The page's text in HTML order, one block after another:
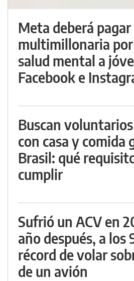
Meta deberá
multimillonaria
salud mental a
Facebook e
Buscan
con casa y comida
Brasil: qué
cumplir
Sufrió un ACV en
año después, a los
récord de volar
de un avión